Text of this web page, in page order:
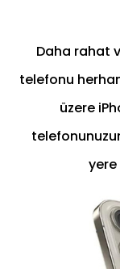
Daha rahat
telefonu
üzere
yere